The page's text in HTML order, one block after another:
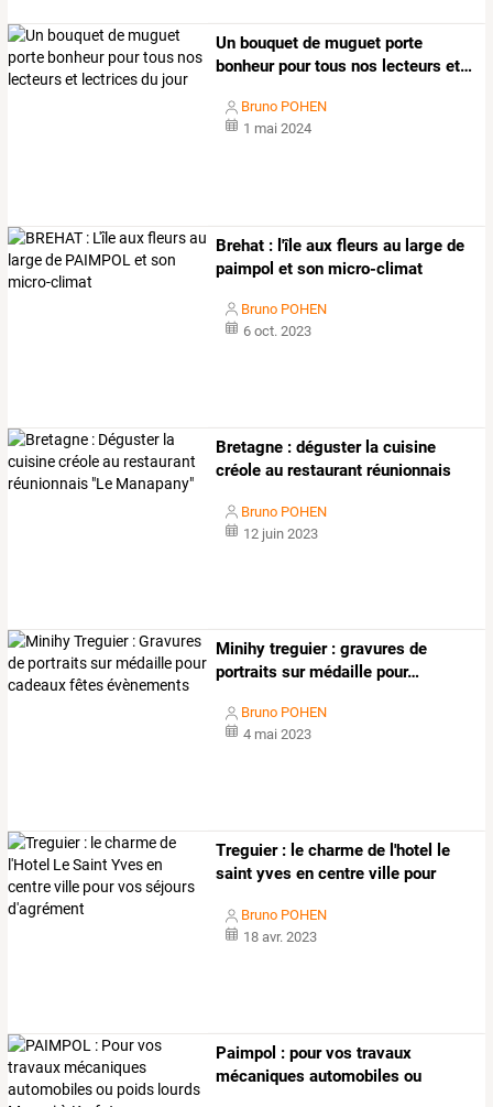
Un bouquet de muguet porte
bonheurpourtous nos lecteurs et…
Bruno POHEN
1 mai 2024
Brehat : l'île aux fleurs au large de
paimpol et son micro-climat
Bruno POHEN
6 oct. 2023
Bretagne : dégusterla cuisine
créole au restaurant réunionnais
Bruno POHEN
12 juin 2023
Minihy treguier: gravures de
portraits surmédaille pour…
Bruno POHEN
4 mai 2023
Treguier: le charme de l'hotel
le
saint yves en centre ville pour
Bruno POHEN
18 avr. 2023
Paimpol : pourvos travaux
mécaniques automobiles ou